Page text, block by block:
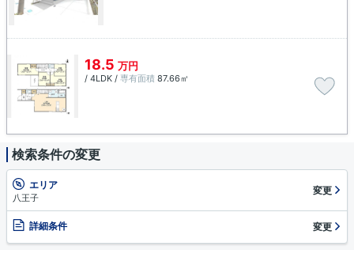
18.5 万円
/ 4LDK / 専有面積 87.66㎡
検索条件の変更
エリア
八王子
変更
詳細条件 変更